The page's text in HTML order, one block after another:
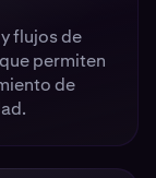
flujos de
permiten
de